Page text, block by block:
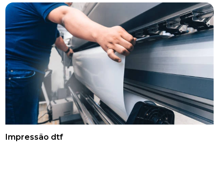
Impressão dtf